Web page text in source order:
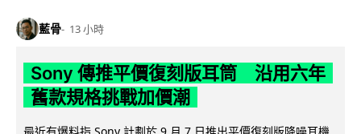
藍骨 13 小時
Sony 傳推平價復刻版耳筒 沿用六年
舊款規格挑戰加價潮